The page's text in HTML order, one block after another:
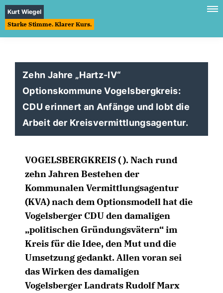
Kurt Wiegel
Starke Stimme. Klarer Kurs.
Zehn Jahre „Hartz-IV“
Optionskommune Vogelsbergkreis:
CDU erinnert an Anfänge und lobt die
Arbeit der Kreisvermittlungsagentur.
VOGELSBERGKREIS ( ). Nach rund
zehn Jahren Bestehen der
Kommunalen Vermittlungsagentur
(KVA) nach dem Optionsmodell hat die
Vogelsberger CDU den damaligen
politischen Gründungsvätern“ im
Kreis für die Idee, den Mut und die
Umsetzung gedankt. Allen voran sei
das Wirken des damaligen
Vogelsberger Landrats Rudolf Marx